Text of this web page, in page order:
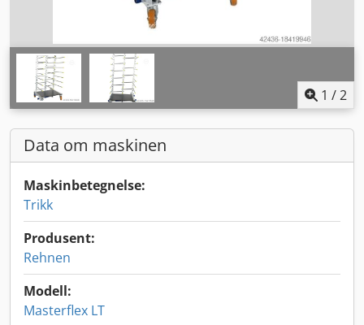
1 /2
Data om maskinen
Maskinbetegnelse:
Trikk
Produsent:
Rehnen
Modell:
Masterflex LT